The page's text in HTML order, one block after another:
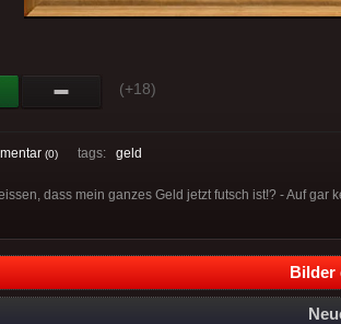
(+18)
(0) tags: geld
dass mein ganzes Geld jetzt futsch ist!? - Auf gar
Bilder